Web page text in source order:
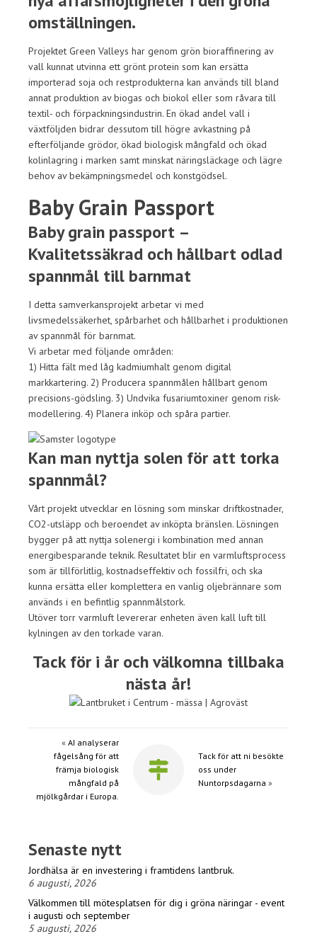
omställningen.
Projektet Green Valleys har genom grön bioraffinering av
vall kunnat utvinna ett grönt protein som kan ersätta
importerad soja och restprodukterna kan används till bland
annat produktion av biogas och biokol eller som råvara till
textil- och förpackningsindustrin. En ökad andel vall i
växtföljden bidrar dessutom till högre avkastning på
efterföljande grödor, ökad biologisk mångfald och ökad
kolinlagring i marken samt minskat näringsläckage och lägre
behov av bekämpningsmedel och konstgödsel.
Baby Grain Passport
Baby grain passport –
Kvalitetssäkrad och hållbart odlad
spannmål till barnmat
I detta samverkansprojekt arbetar vi med
livsmedelssäkerhet, spårbarhet och hållbarhet i produktionen
av spannmål för barnmat.
Vi arbetar med följande områden:
1) Hitta fält med låg kadmiumhalt genom digital
markkartering. 2) Producera spannmålen hållbart genom
precisions-gödsling. 3) Undvika fusariumtoxiner genom risk-
modellering. 4) Planera inköp och spåra partier.
Kan man nyttja solen för att torka
spannmål?
Vårt projekt utvecklar en lösning som minskar driftkostnader,
CO2-utsläpp och beroendet av inköpta bränslen. Lösningen
bygger på att nyttja solenergi i kombination med annan
energibesparande teknik. Resultatet blir en varmluftsprocess
som är tillförlitlig, kostnadseffektiv och fossilfri, och ska
kunna ersätta eller komplettera en vanlig oljebrännare som
används i en befintlig spannmålstork.
Utöver torr varmluft levererar enheten även kall luft till
kylningen av den torkade varan.
Tack för i år och välkomna tillbaka
nästa år!
« AI analyserar
fågelsång för att
främja biologisk
mångfald på
mjölkgårdar i Europa.
Tack för att ni besökte
oss under
Nuntorpsdagarna »
Senaste nytt
Jordhälsa är en investering i framtidens lantbruk.
6 augusti, 2026
Välkommen till mötesplatsen för dig i gröna näringar - event
i augusti och september
5 augusti, 2026